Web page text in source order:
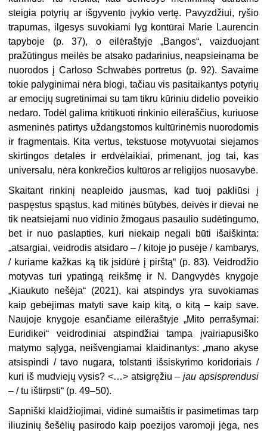
steigia potyrių ar išgyvento įvykio vertę. Pavyzdžiui, ryšio
trapumas, ilgesys suvokiami lyg kontūrai Marie Laurencin
tapyboje (p. 37), o eilėraštyje „Bangos“, vaizduojant
pražūtingus meilės be atsako padarinius, neapsieinama be
nuorodos į Carloso Schwabės portretus (p. 92). Savaime
tokie palyginimai nėra blogi, tačiau vis pasitaikantys potyrių
ar emocijų sugretinimai su tam tikru kūriniu didelio poveikio
nedaro. Todėl galima kritikuoti rinkinio eilėraščius, kuriuose
asmeninės patirtys uždangstomos kultūrinėmis nuorodomis
ir fragmentais. Kita vertus, tekstuose motyvuotai siejamos
skirtingos detalės ir erdvėlaikiai, primenant, jog tai, kas
universalu, nėra konkrečios kultūros ar religijos nuosavybė.
Skaitant rinkinį neapleido jausmas, kad tuoj pakliūsi į
paspęstus spąstus, kad mitinės būtybės, deivės ir dievai ne
tik neatsiejami nuo vidinio žmogaus pasaulio sudėtingumo,
bet ir nuo paslapties, kuri niekaip negali būti išaiškinta:
„atsargiai, veidrodis atsidaro – / kitoje jo pusėje / kambarys,
/ kuriame kažkas ką tik įsidūrė į pirštą“ (p. 83). Veidrodžio
motyvas turi ypatingą reikšmę ir N. Dangvydės knygoje
„Kiaukuto nešėja“ (2021), kai atspindys yra suvokiamas
kaip gebėjimas matyti save kaip kitą, o kitą – kaip save.
Naujoje knygoje esančiame eilėraštyje „Mito perrašymai:
Euridikei“ veidrodiniai atspindžiai tampa įvairiapusiško
matymo sąlyga, neišvengiamai klaidinantys: „mano akyse
atsispindi / tavo nugara, tolstanti išsiskyrimo koridoriais /
kuri iš mudviejų vysis? <…> atsigręžiu – jau apsisprendusi
– / tu ištirpsti“ (p. 49–50).
Sapniški klaidžiojimai, vidinė sumaištis ir pasimetimas tarp
iliuzinių šešėlių pasirodo kaip poezijos varomoji jėga, nes